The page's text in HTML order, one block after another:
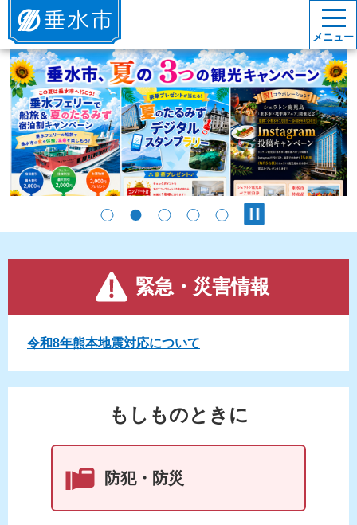
垂水市
メニュー
緊急・災害情報
令和8年熊本地震対応について
もしものときに
防犯・防災